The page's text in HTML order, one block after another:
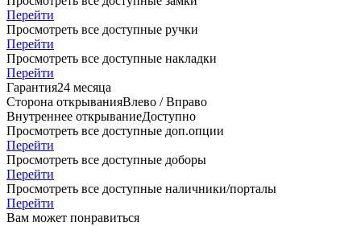
Перейти
Просмотреть все доступные ручки
Перейти
Просмотреть все доступные накладки
Перейти
Гарантия24 месяца
Сторона открыванияВлево / Вправо
Внутреннее открываниеДоступно
Просмотреть все доступные доп.опции
Перейти
Просмотреть все доступные доборы
Перейти
Просмотреть все доступные наличники/порталы
Перейти
Вам может понравиться